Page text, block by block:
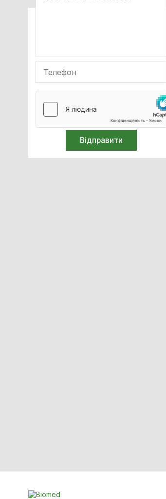
Апарати ШВЛ
Апарати наркозно-дихальні
Очищення та стерилізація
Білірубінометри
Компресори медичні